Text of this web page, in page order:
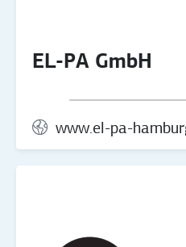
EL-PA GmbH
www.el-pa-